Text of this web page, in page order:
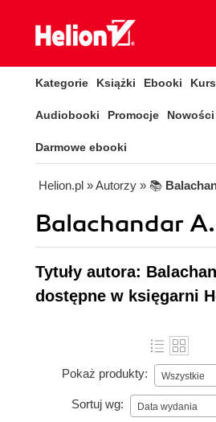
Kategorie Książki Ebooki
Audiobooki Promocje Nowości
Darmowe ebooki
Helion.pl » Autorzy » 📚
Balachandar
Tytuły autora:
dostępne w księgarni
Pokaż produkty: Wszystkie
Sortuj wg: Data wydania